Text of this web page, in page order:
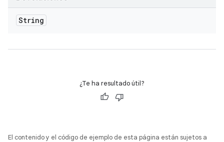
String
¿Te ha resultado útil?
El contenido y el código de ejemplo de esta página están sujetos a